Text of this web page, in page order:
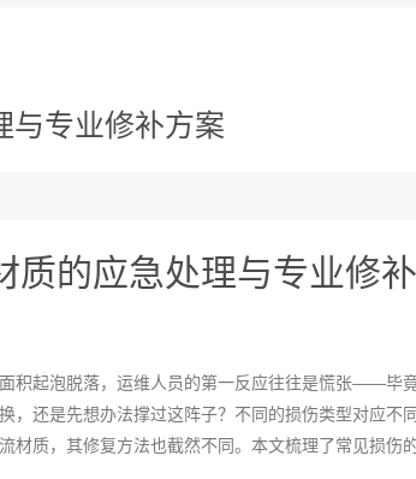
与专业修补方案
质的应急处理与专业修补
积起泡脱落，运维人员的第一反应往往是慌张——毕
，还是先想办法撑过这阵子？不同的损伤类型对应不
材质，其修复方法也截然不同。本文梳理了常见损伤